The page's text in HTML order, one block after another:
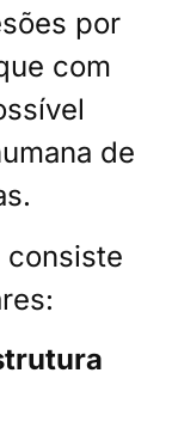
por
com
de
consiste